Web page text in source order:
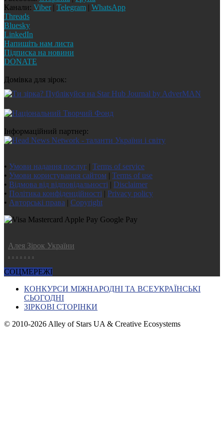
Канали: Viber| Telegram | WhatsApp
Threads
Bluesky
LinkedIn
Напишіть нам листа
Підписка на новини
DONATE
Домівка для зірок:
Інформаційний партнер:
• Умови надання послуг | Terms of service
• Умови користування сайтом | Terms of use
• Відмова від відповідальності | Disclaimer
• Політика конфіденційності | Privacy policy
• Авторські права | Copyright
Алея Зірок України
. . . . . . .
СОЦМЕРЕЖІ
КОНКУРСИ МІЖНАРОДНІ ТА ВСЕУКРАЇНСЬКІ
СЬОГОДНІ
ЗІРКОВІ СТОРІНКИ
© 2010-2026 Alley of Stars UA & Creative Ecosystems